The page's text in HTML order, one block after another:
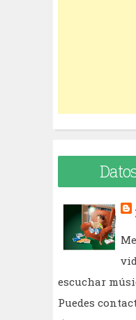
escuchar
Puedes